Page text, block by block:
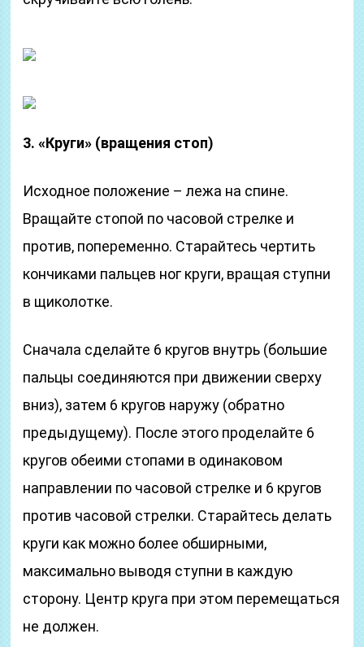
3. «Круги» (вращения стоп)
Исходное положение – лежа на спине.
Вращайте стопой по часовой стрелке и
против, попеременно. Старайтесь чертить
кончиками пальцев ног круги, вращая ступни
в щиколотке.
Сначала сделайте 6 кругов внутрь (большие
пальцы соединяются при движении сверху
вниз), затем 6 кругов наружу (обратно
предыдущему). После этого проделайте 6
кругов обеими стопами в одинаковом
направлении по часовой стрелке и 6 кругов
против часовой стрелки. Старайтесь делать
круги как можно более обширными,
максимально выводя ступни в каждую
сторону. Центр круга при этом перемещаться
не должен.